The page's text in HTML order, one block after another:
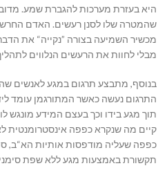
היא בעזרת מערכות להגברת שמע.
שהמטרה שלו לסנן רעשים. האדם
מכשיר השמיעה בצורה ”נקייה“ את
מבלי לחוות את הרעשים הנלווים
בנוסף, מתבצע תרגום במגע לאנשים
התרגום נעשה כאשר המתורגמן עומד
תוך מגע בידו וכך בעצם המידע מונגש
קיים מה שנקרא כפפה אינסטרומנטית
כפפה שעליה מודפסות אותיות הא“ב,
תקשורת באמצעות מגע ללא שפת